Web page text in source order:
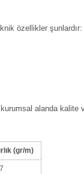
özellikler şunlardır:
alanda
(gr/m)